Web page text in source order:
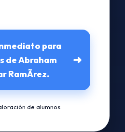
para
de Abraham
RamÃ­rez.
➜
de alumnos